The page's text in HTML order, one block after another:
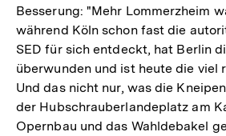
Besserung: "Mehr Lommerzheim
während Köln schon fast die
SED für sich entdeckt, hat Berlin
überwunden und ist heute die viel
Und das nicht nur, was die
der Hubschrauberlandeplatz am
Opernbau und das Wahldebakel